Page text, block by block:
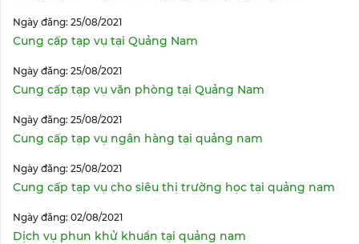
Ngày đăng: 25/08/2021
Cung cấp tạp vụ tại Quảng Nam
Ngày đăng: 25/08/2021
Cung cấp tạp vụ văn phòng tại Quảng Nam
Ngày đăng: 25/08/2021
Cung cấp tạp vụ ngân hàng tại quảng nam
Ngày đăng: 25/08/2021
Cung cấp tạp vụ cho siêu thị trường học tại quảng nam
Ngày đăng: 02/08/2021
Dịch vụ phun khử khuẩn tại quảng nam